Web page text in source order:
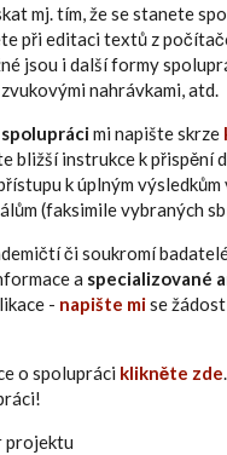
mj. tím, že se stanete
při editaci textů z
jsou i další formy
nahrávkami, atd.
mi napište skrze
bližší instrukce k přispění
k úplným
(faksimile vybraných
či soukromí
a specializované
- napište mise
o spolupráci klikněte zde
projektu